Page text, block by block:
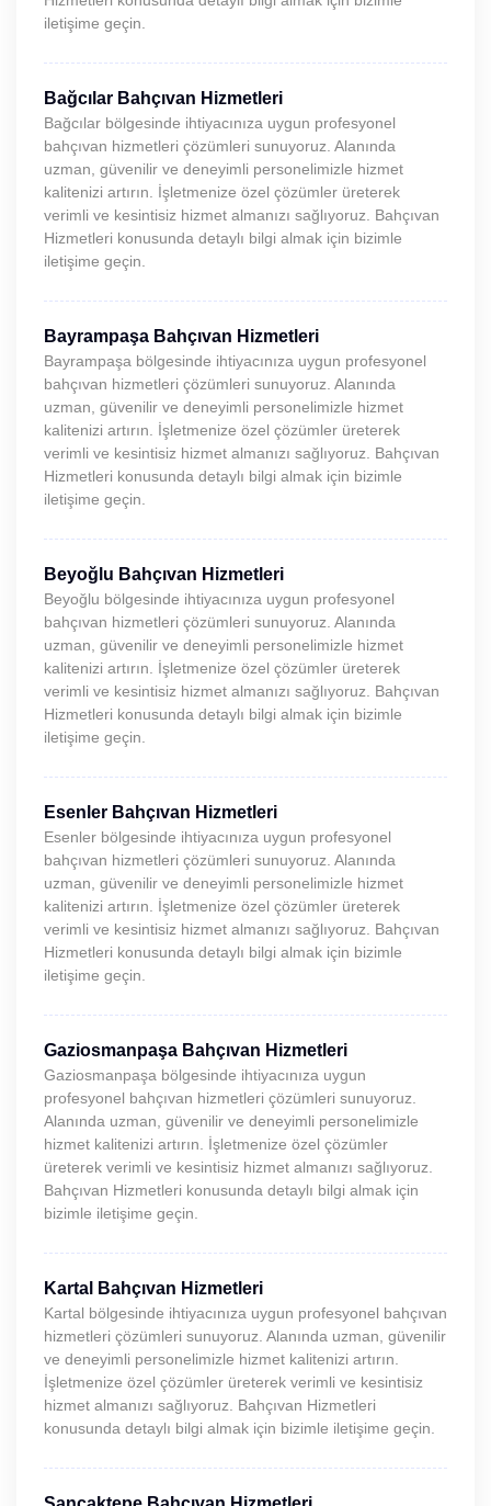
iletişime geçin.
Bağcılar Bahçıvan Hizmetleri
Bağcılar bölgesinde ihtiyacınıza uygun profesyonel
bahçıvan hizmetleri çözümleri sunuyoruz. Alanında
uzman, güvenilir ve deneyimli personelimizle hizmet
kalitenizi artırın. İşletmenize özel çözümler üreterek
verimli ve kesintisiz hizmet almanızı sağlıyoruz. Bahçıvan
Hizmetleri konusunda detaylı bilgi almak için bizimle
iletişime geçin.
Bayrampaşa Bahçıvan Hizmetleri
Bayrampaşa bölgesinde ihtiyacınıza uygun profesyonel
bahçıvan hizmetleri çözümleri sunuyoruz. Alanında
uzman, güvenilir ve deneyimli personelimizle hizmet
kalitenizi artırın. İşletmenize özel çözümler üreterek
verimli ve kesintisiz hizmet almanızı sağlıyoruz. Bahçıvan
Hizmetleri konusunda detaylı bilgi almak için bizimle
iletişime geçin.
Beyoğlu Bahçıvan Hizmetleri
Beyoğlu bölgesinde ihtiyacınıza uygun profesyonel
bahçıvan hizmetleri çözümleri sunuyoruz. Alanında
uzman, güvenilir ve deneyimli personelimizle hizmet
kalitenizi artırın. İşletmenize özel çözümler üreterek
verimli ve kesintisiz hizmet almanızı sağlıyoruz. Bahçıvan
Hizmetleri konusunda detaylı bilgi almak için bizimle
iletişime geçin.
Esenler Bahçıvan Hizmetleri
Esenler bölgesinde ihtiyacınıza uygun profesyonel
bahçıvan hizmetleri çözümleri sunuyoruz. Alanında
uzman, güvenilir ve deneyimli personelimizle hizmet
kalitenizi artırın. İşletmenize özel çözümler üreterek
verimli ve kesintisiz hizmet almanızı sağlıyoruz. Bahçıvan
Hizmetleri konusunda detaylı bilgi almak için bizimle
iletişime geçin.
Gaziosmanpaşa Bahçıvan Hizmetleri
Gaziosmanpaşa bölgesinde ihtiyacınıza uygun
profesyonel bahçıvan hizmetleri çözümleri sunuyoruz.
Alanında uzman, güvenilir ve deneyimli personelimizle
hizmet kalitenizi artırın. İşletmenize özel çözümler
üreterek verimli ve kesintisiz hizmet almanızı sağlıyoruz.
Bahçıvan Hizmetleri konusunda detaylı bilgi almak için
bizimle iletişime geçin.
Kartal Bahçıvan Hizmetleri
Kartal bölgesinde ihtiyacınıza uygun profesyonel bahçıvan
hizmetleri çözümleri sunuyoruz. Alanında uzman, güvenilir
ve deneyimli personelimizle hizmet kalitenizi artırın.
İşletmenize özel çözümler üreterek verimli ve kesintisiz
hizmet almanızı sağlıyoruz. Bahçıvan Hizmetleri
konusunda detaylı bilgi almak için bizimle iletişime geçin.